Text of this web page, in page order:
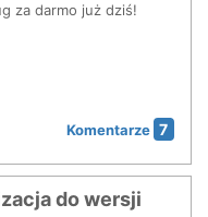
za darmo już dziś!
Komentarze 7
do wersji